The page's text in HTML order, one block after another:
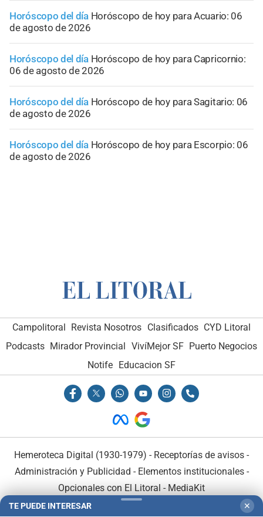
Horóscopo del día Horóscopo de hoy para Acuario: 06
de agosto de 2026
Horóscopo del día Horóscopo de hoy para Capricornio:
06 de agosto de 2026
Horóscopo del día Horóscopo de hoy para Sagitario: 06
de agosto de 2026
Horóscopo del día Horóscopo de hoy para Escorpio: 06
de agosto de 2026
Campolitoral Revista Nosotros Clasificados CYD Litoral
Podcasts Mirador Provincial VivíMejor SF Puerto Negocios
Notife Educacion SF
Hemeroteca Digital (1930-1979) - Receptorías de avisos -
Administración y Publicidad - Elementos institucionales-
Opcionales con El Litoral - MediaKit
TE PUEDE INTERESAR ✕